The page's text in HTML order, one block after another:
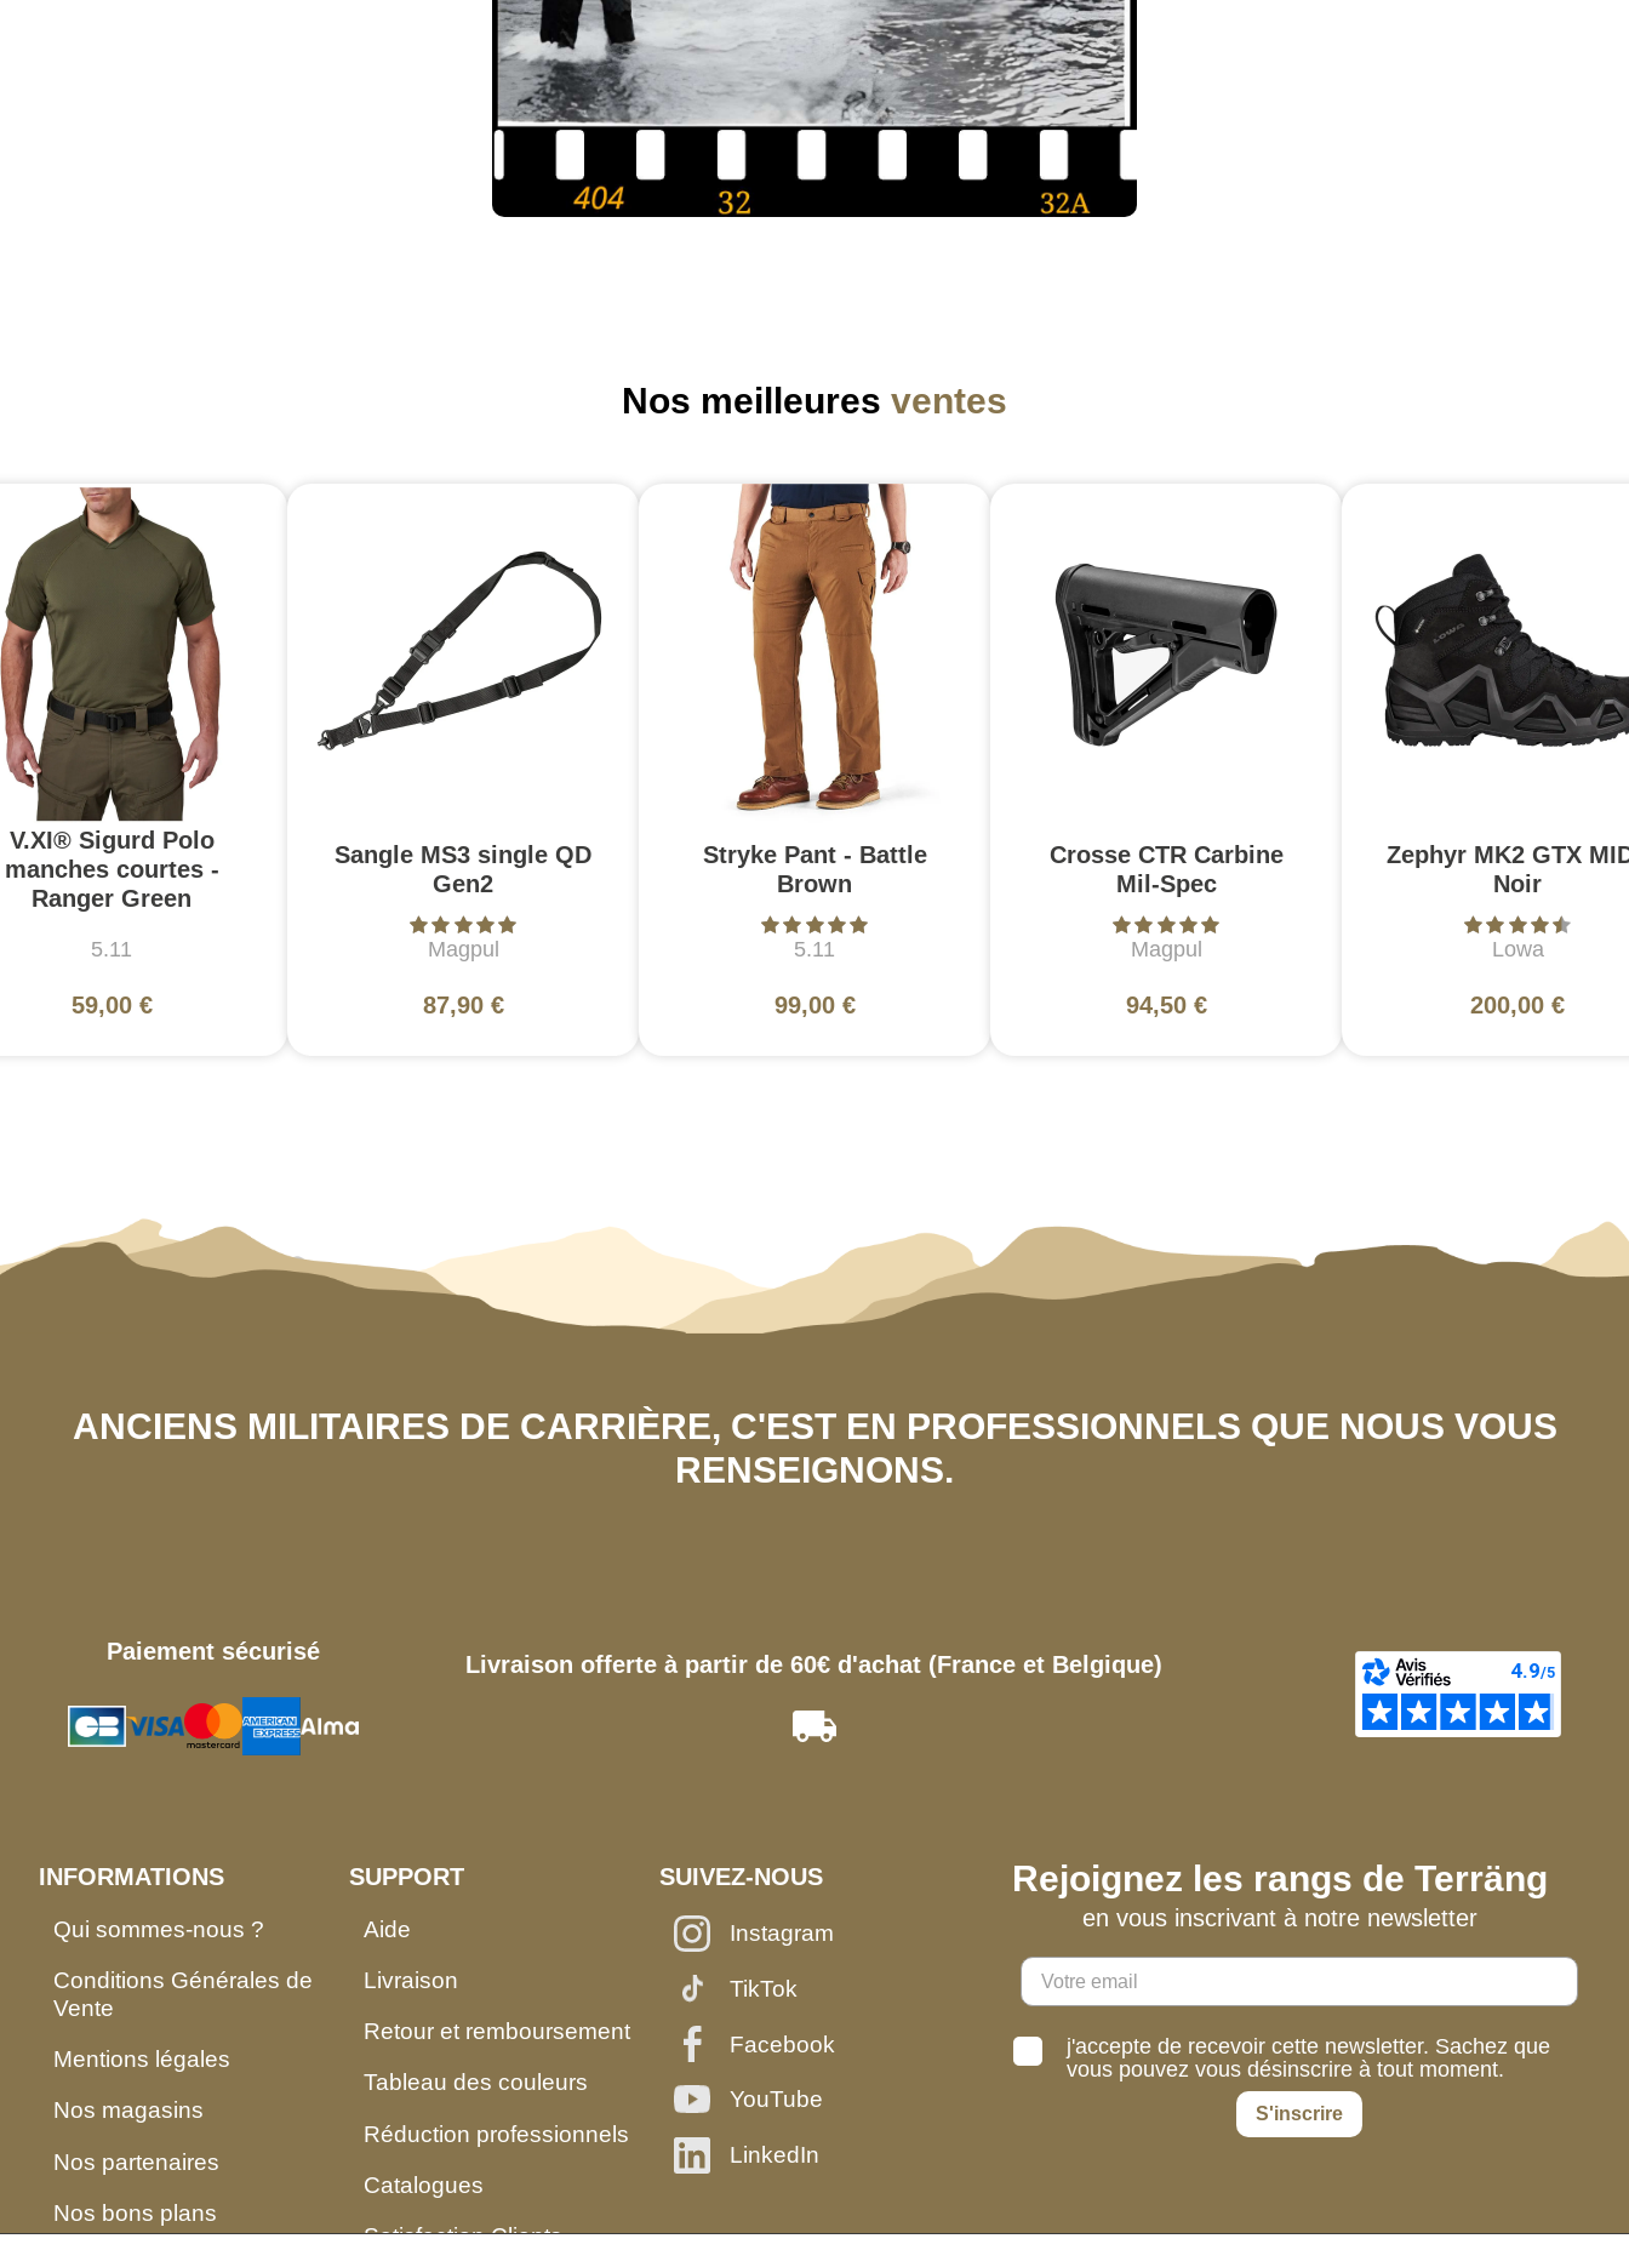
Nos meilleures ventes
V.XI® Sigurd Polo
manches courtes -
Ranger Green
5.11
59,00 €
Sangle MS3 single QD
Gen2
Magpul
87,90 €
Stryke Pant - Battle
Brown
5.11
99,00 €
Crosse CTR Carbine
Mil-Spec
Magpul
94,50 €
Zephyr MK2 GTX
Noir
Lowa
200,00 €
ANCIENS MILITAIRES DE CARRIÈRE, C'EST EN PROFESSIONNELS QUE NOUS VOUS
RENSEIGNONS.
Paiement sécurisé Livraison offerte à partir de 60€ d'achat (France et Belgique)
INFORMATIONS
Qui sommes-nous ?
Conditions Générales de
Vente
Mentions légales
Nos magasins
Nos partenaires
Nos bons plans
SUPPORT
Aide
Livraison
Retour et remboursement
Tableau des couleurs
Réduction professionnels
Catalogues
Satisfaction Clients
SUIVEZ-NOUS
Instagram
TikTok
Facebook
YouTube
LinkedIn
Rejoignez les rangs de Terräng
en vous inscrivant à notre newsletter
j'accepte de recevoir cette newsletter. Sachez que
vous pouvez vous désinscrire à tout moment.
S'inscrire